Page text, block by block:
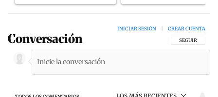
Conversación SIGA ESTA
SEGUIR
INICIAR SESIÓN CREAR CUENTA